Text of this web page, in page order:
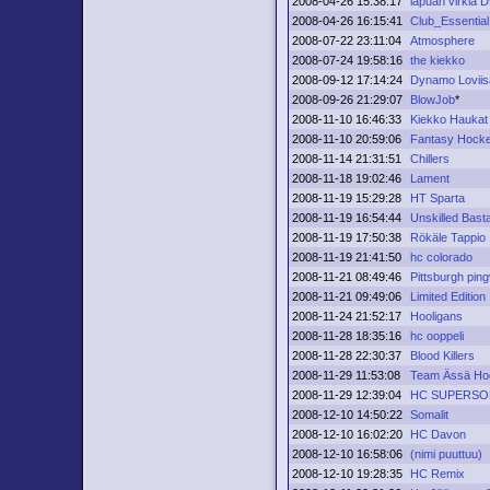
2008-04-26 16:15:41
Club_Essential
2008-07-22 23:11:04
Atmosphere
2008-07-24 19:58:16 the kiekko
2008-09-12 17:14:24
Dynamo
2008-09-26 21:29:07
BlowJob*
2008-11-10 16:46:33
Kiekko Haukat
2008-11-10 20:59:06
Fantasy
2008-11-14 21:31:51
Chillers
2008-11-18 19:02:46
Lament
2008-11-19 15:29:28
HT Sparta
2008-11-19 16:54:44
Unskilled
2008-11-19 17:50:38
Rökäle Tappio
2008-11-19 21:41:50
hc colorado
2008-11-21 08:49:46
Pittsburgh
2008-11-21 09:49:06
Limited Edition
2008-11-24 21:52:17
Hooligans
2008-11-28 18:35:16
hc ooppeli
2008-11-28 22:30:37
Blood Killers
2008-11-29 11:53:08
Team Ässä
2008-11-29 12:39:04
HC
2008-12-10 14:50:22 Somalit
2008-12-10 16:02:20
HC Davon
2008-12-10 16:58:06 (nimi puuttuu)
2008-12-10 19:28:35
HC Remix